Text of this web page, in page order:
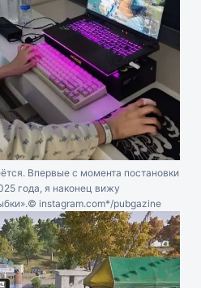
Впервые с момента постановки
года, я наконец вижу
© instagram.com*/pubgazine